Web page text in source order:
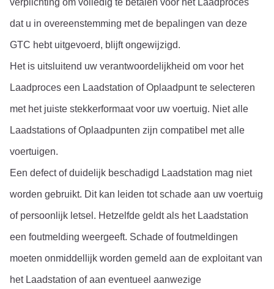
verplichting om volledig te betalen voor het Laadproces
dat u in overeenstemming met de bepalingen van deze
GTC hebt uitgevoerd, blijft ongewijzigd.
Het is uitsluitend uw verantwoordelijkheid om voor het
Laadproces een Laadstation of Oplaadpunt te selecteren
met het juiste stekkerformaat voor uw voertuig. Niet alle
Laadstations of Oplaadpunten zijn compatibel met alle
voertuigen.
Een defect of duidelijk beschadigd Laadstation mag niet
worden gebruikt. Dit kan leiden tot schade aan uw voertuig
of persoonlijk letsel. Hetzelfde geldt als het Laadstation
een foutmelding weergeeft. Schade of foutmeldingen
moeten onmiddellijk worden gemeld aan de exploitant van
het Laadstation of aan eventueel aanwezige